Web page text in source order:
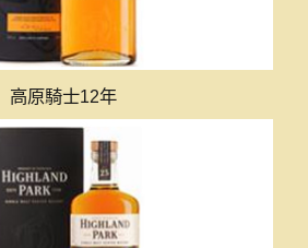
高原騎士12年